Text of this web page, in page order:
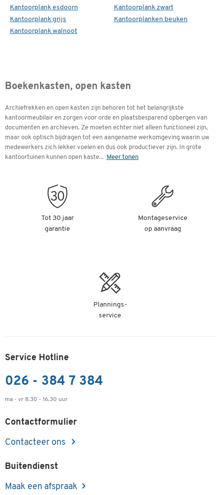
Kantoorplank esdoorn
Kantoorplank grijs
Kantoorplank walnoot
Kantoorplank zwart
Kantoorplanken beuken
Boekenkasten, open kasten
Archiefrekken en open kasten zijn behoren tot het belangrijkste
kantoormeubilair en zorgen voor orde en plaatsbesparend opbergen van
documenten en archieven. Ze moeten echter niet alleen functioneel zijn,
maar ook optisch bijdragen tot een aangename werkomgeving waarin uw
medewerkers zich lekker voelen en dus ook productiever zijn. In grote
kantoortuinen kunnen open kaste... Meer tonen
Tot 30 jaar
garantie
Montageservice
op aanvraag
Plannings-
service
Service Hotline
026 - 384 7 384
ma - vr 8.30 - 16.30 uur
Contactformulier
Contacteer ons
Buitendienst
Maak een afspraak